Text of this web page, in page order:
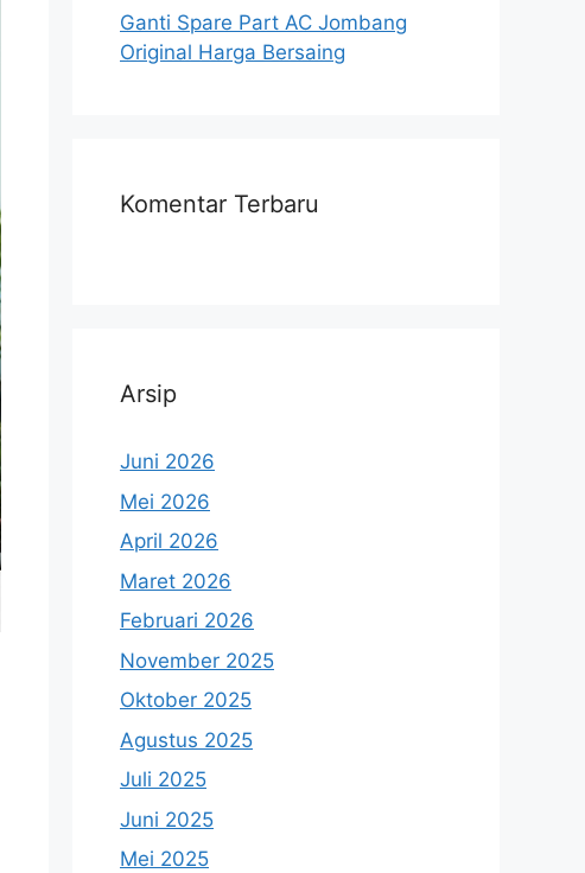
Ganti Spare Part AC Jombang
Original Harga Bersaing
Komentar Terbaru
Arsip
Juni 2026
Mei 2026
April 2026
Maret 2026
Februari 2026
November 2025
Oktober 2025
Agustus 2025
Juli 2025
Juni 2025
Mei 2025